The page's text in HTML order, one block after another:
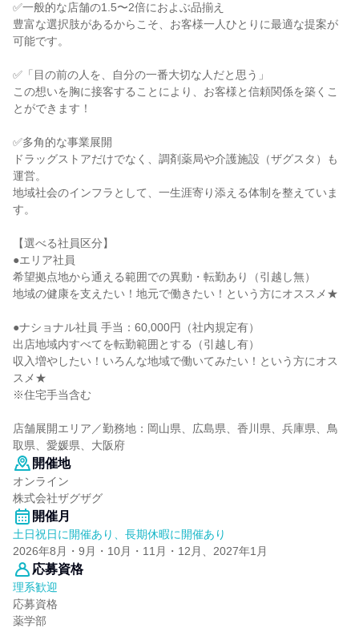
✅️一般的な店舗の1.5〜2倍におよぶ品揃え
豊富な選択肢があるからこそ、お客様一人ひとりに最適な提案が
可能です。
✅️「目の前の人を、自分の一番大切な人だと思う」
この想いを胸に接客することにより、お客様と信頼関係を築くこ
とができます！
✅️多角的な事業展開
ドラッグストアだけでなく、調剤薬局や介護施設（ザグスタ）も
運営。
地域社会のインフラとして、一生涯寄り添える体制を整えていま
す。
【選べる社員区分】
●エリア社員
希望拠点地から通える範囲での異動・転勤あり（引越し無）
地域の健康を支えたい！地元で働きたい！という方にオススメ★
●ナショナル社員 手当：60,000円（社内規定有）
出店地域内すべてを転勤範囲とする（引越し有）
収入増やしたい！いろんな地域で働いてみたい！という方にオス
スメ★
※住宅手当含む
店舗展開エリア／勤務地：岡山県、広島県、香川県、兵庫県、鳥
取県、愛媛県、大阪府
開催地
オンライン
株式会社ザグザグ
開催月
土日祝日に開催あり、長期休暇に開催あり
2026年8月・9月・10月・11月・12月、2027年1月
応募資格
理系歓迎
応募資格
薬学部